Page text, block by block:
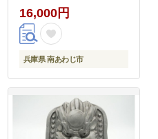
16,000円
兵庫県 南あわじ市